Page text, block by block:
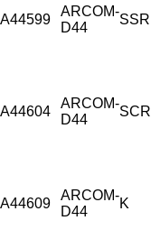
A44599
ARCOM-
D44
SSR
A44604
ARCOM-
D44
SCR
A44609
ARCOM-
D44
K